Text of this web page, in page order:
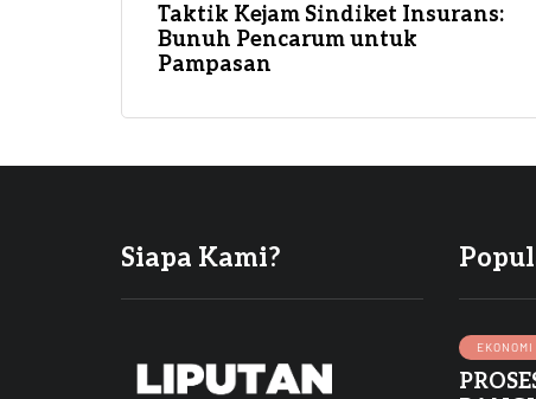
Taktik Kejam Sindiket Insurans:
Bunuh Pencarum untuk
Pampasan
Siapa Kami?
EKONOMI